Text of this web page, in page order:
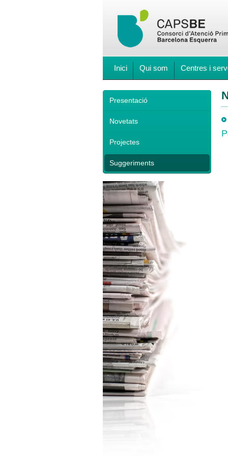
Inici Qui som Centres i
Presentació
Novetats
Projectes
Suggeriments